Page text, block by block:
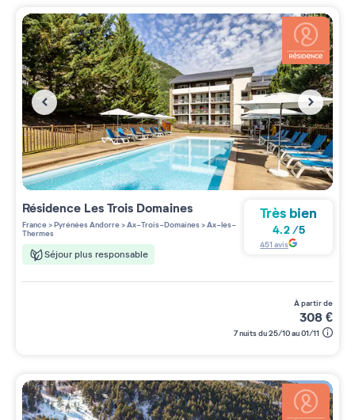
Résidence Les Trois Domaines
France>Pyrénées Andorre>Ax-Trois-Domaines>Ax-les-
Thermes
Séjour plus responsable
Très bien
4.2/5
451 avis
à partir de
308€
7 nuits du 25/10 au 01/11